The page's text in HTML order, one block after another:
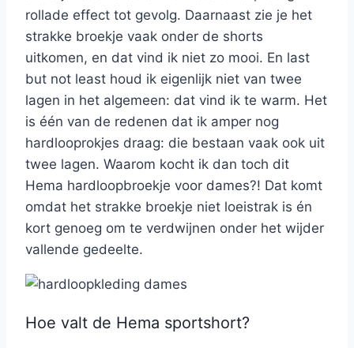
rollade effect tot gevolg. Daarnaast zie je het
strakke broekje vaak onder de shorts
uitkomen, en dat vind ik niet zo mooi. En last
but not least houd ik eigenlijk niet van twee
lagen in het algemeen: dat vind ik te warm. Het
is één van de redenen dat ik amper nog
hardlooprokjes draag: die bestaan vaak ook uit
twee lagen. Waarom kocht ik dan toch dit
Hema hardloopbroekje voor dames?! Dat komt
omdat het strakke broekje niet loeistrak is én
kort genoeg om te verdwijnen onder het wijder
vallende gedeelte.
Hoe valt de Hema sportshort?